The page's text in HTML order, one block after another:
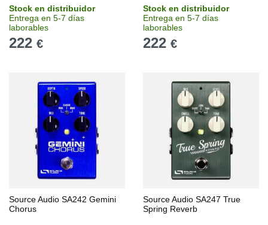
Stock en distribuidor
Entrega en 5-7 días
laborables
222 €
Stock en distribuidor
Entrega en 5-7 días
laborables
222 €
Source Audio SA242 Gemini
Chorus
Source Audio SA247 True
Spring Reverb